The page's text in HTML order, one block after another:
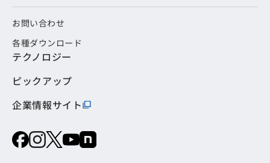
お問い合わせ
各種ダウンロード
テクノロジー
ピックアップ
企業情報サイト